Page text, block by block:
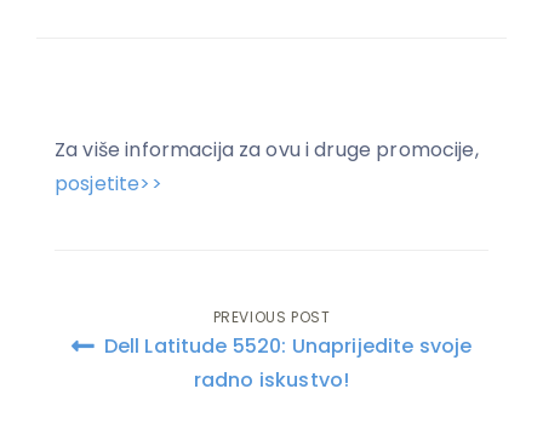
Za više informacija za ovu i druge promocije,
posjetite>>
Post
navigation
PREVIOUS POST
Dell Latitude 5520: Unaprijedite svoje
radno iskustvo!